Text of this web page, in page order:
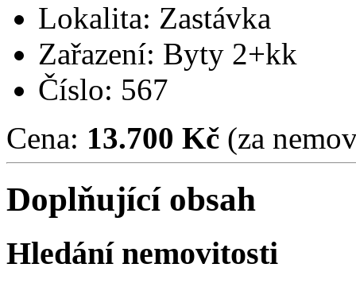
Lokalita: Zastávka
Zařazení: Byty 2+kk
Číslo: 567
Cena: 13.700 Kč (za
Doplňující obsah
Hledání nemovitosti